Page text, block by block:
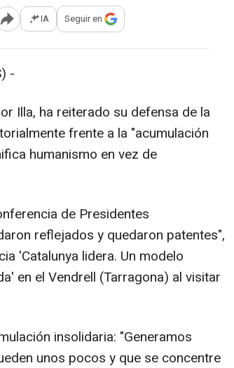
Abrir opciones para compartir
IA Seguir en
-
Illa, ha reiterado su defensa de la
frente a la "acumulación
humanismo en vez de
de Presidentes
reflejados y quedaron patentes",
'Catalunya lidera. Un modelo
en el Vendrell (Tarragona) al visitar
insolidaria: "Generamos
unos pocos y que se concentre